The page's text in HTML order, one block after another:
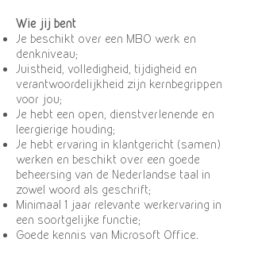
Wie jij bent
Je beschikt over een MBO werk en
denkniveau;
Juistheid, volledigheid, tijdigheid en
verantwoordelijkheid zijn kernbegrippen
voor jou;
Je hebt een open, dienstverlenende en
leergierige houding;
Je hebt ervaring in klantgericht (samen)
werken en beschikt over een goede
beheersing van de Nederlandse taal in
zowel woord als geschrift;
Minimaal 1 jaar relevante werkervaring in
een soortgelijke functie;
Goede kennis van Microsoft Office.